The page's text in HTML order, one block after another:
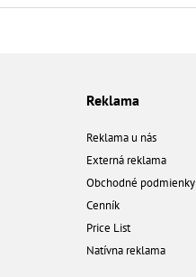
Reklama
Reklama u nás
Externá reklama
Obchodné podmienky
Cenník
Price List
Natívna reklama